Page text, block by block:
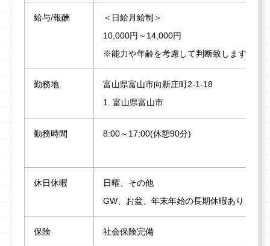
給与/報酬
＜日給月給制＞
10,000円～14,000円
※能力や年齢を考慮して判断致します。
勤務地
富山県富山市向新庄町2-1-18
1. 富山県富山市
勤務時間 8:00～17:00(休憩90分)
休日休暇
日曜、その他
GW、お盆、年末年始の長期休暇あり
保険 社会保険完備